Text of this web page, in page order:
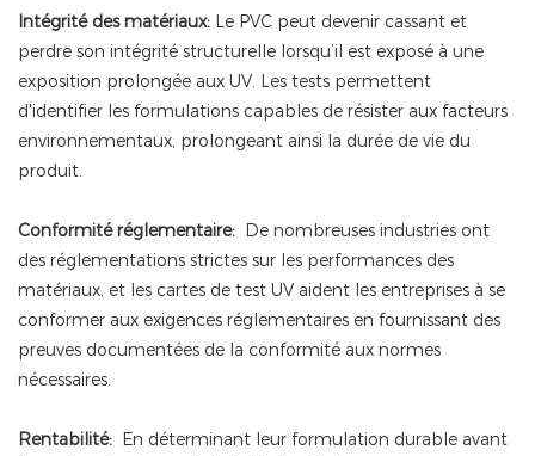
Intégrité des matériaux: Le PVC peut devenir cassant et
perdre son intégrité structurelle lorsqu’il est exposé à une
exposition prolongée aux UV. Les tests permettent
d'identifier les formulations capables de résister aux facteurs
environnementaux, prolongeant ainsi la durée de vie du
produit.
Conformité réglementaire: De nombreuses industries ont
des réglementations strictes sur les performances des
matériaux, et les cartes de test UV aident les entreprises à se
conformer aux exigences réglementaires en fournissant des
preuves documentées de la conformité aux normes
nécessaires.
Rentabilité: En déterminant leur formulation durable avant